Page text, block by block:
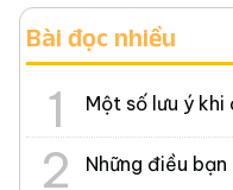
Bài đọc nhiều
Một số lưu ý
Những điều